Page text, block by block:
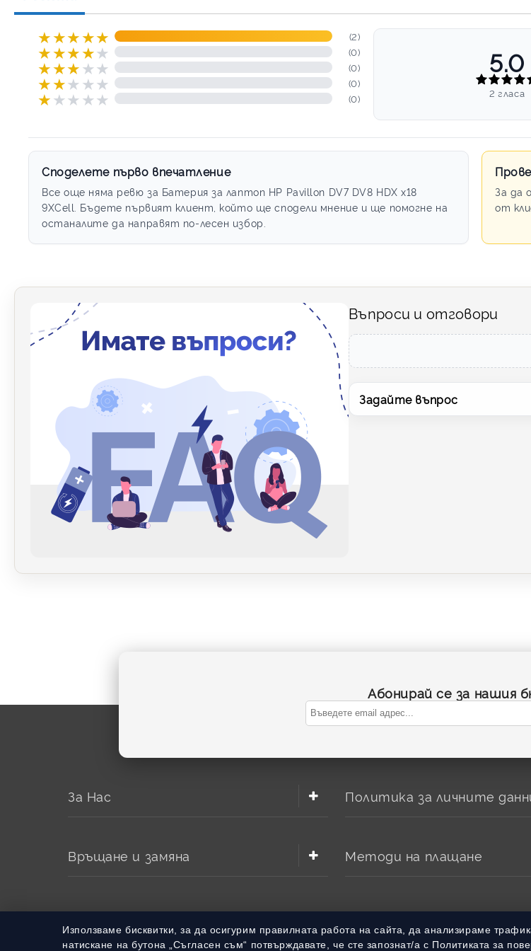
Използваме бисквитки, за да осигурим правилната работа на сайта, да анализираме
натискане на бутона „Съгласен съм“ потвърждавате, че сте запознат/а с Политиката за
★★★★★ (2)
★★★★★ (0)
★★★★★ (0)
★★★★★ (0)
★★★★★ (0)
5.0
2 гласа
Споделете първо впечатление
Все още няма ревю за Батерия за лаптоп HP Pavillon DV7 DV8 HDX x18
9XCell. Бъдете първият клиент, който ще сподели мнение и ще помогне на
останалите да направят по-лесен избор.
За да
от
Въпроси и отговори
Задайте въпрос
Абонирай се за нашия
За Нас Политика за личните
Връщане и замяна Методи на плащане